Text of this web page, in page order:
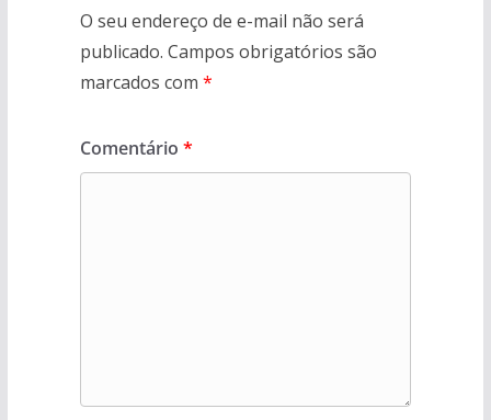
O seu endereço de e-mail não será
publicado. Campos obrigatórios são
marcados com *
Comentário *